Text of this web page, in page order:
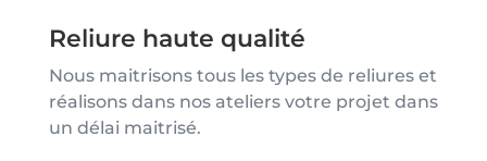
Reliure haute qualité
Nous maitrisons tous les types de reliures et
réalisons dans nos ateliers votre projet dans
un délai maitrisé.